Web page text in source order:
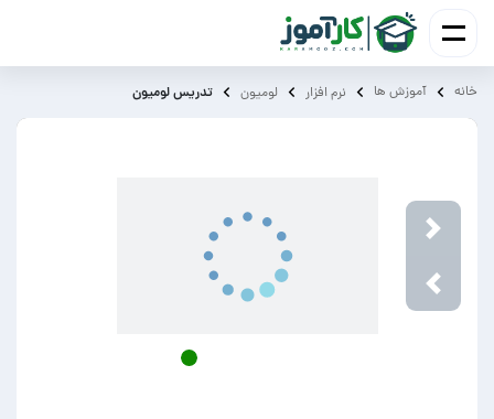
خانه آموزش ‌ها نرم افزار لومیون تدریس لومیون
Next